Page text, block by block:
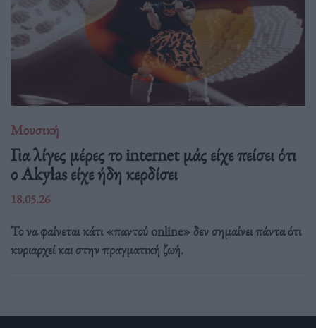
Μουσική
Για λίγες μέρες το internet μάς είχε πείσει ότι
ο Akylas είχε ήδη κερδίσει
18.05.26
Το να φαίνεται κάτι «παντού online» δεν σημαίνει πάντα ότι
κυριαρχεί και στην πραγματική ζωή.